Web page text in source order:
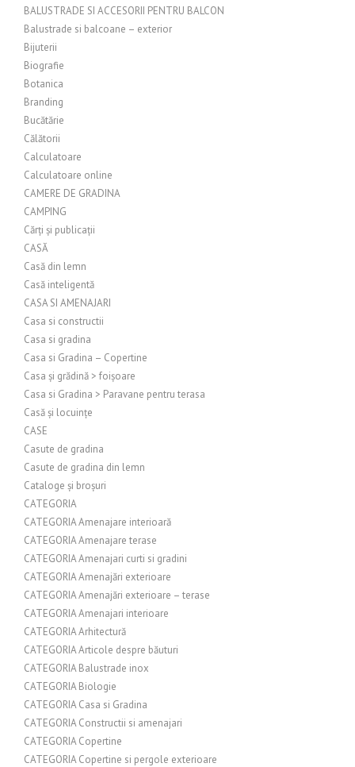
BALUSTRADE SI ACCESORII PENTRU BALCON
Balustrade si balcoane – exterior
Bijuterii
Biografie
Botanica
Branding
Bucătărie
Călătorii
Calculatoare
Calculatoare online
CAMERE DE GRADINA
CAMPING
Cărți și publicații
CASĂ
Casă din lemn
Casă inteligentă
CASA SI AMENAJARI
Casa si constructii
Casa si gradina
Casa si Gradina – Copertine
Casa și grădină > foișoare
Casa si Gradina > Paravane pentru terasa
Casă și locuințe
CASE
Casute de gradina
Casute de gradina din lemn
Cataloge și broșuri
CATEGORIA
CATEGORIA Amenajare interioară
CATEGORIA Amenajare terase
CATEGORIA Amenajari curti si gradini
CATEGORIA Amenajări exterioare
CATEGORIA Amenajări exterioare – terase
CATEGORIA Amenajari interioare
CATEGORIA Arhitectură
CATEGORIA Articole despre băuturi
CATEGORIA Balustrade inox
CATEGORIA Biologie
CATEGORIA Casa si Gradina
CATEGORIA Constructii si amenajari
CATEGORIA Copertine
CATEGORIA Copertine si pergole exterioare